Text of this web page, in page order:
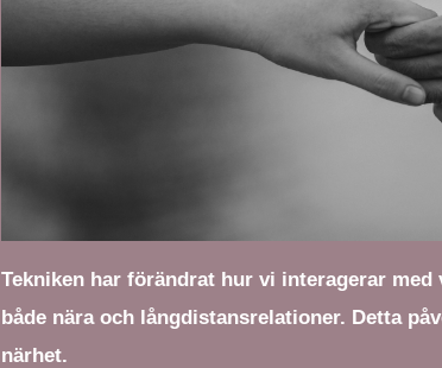
Tekniken har förändrat hur vi interagerar
både nära och långdistansrelationer. Detta
närhet.